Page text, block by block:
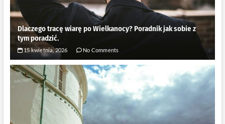
Dlaczego tracę wiarę po Wielkanocy? Poradnik jak sobie z
tym poradzić.
15 kwietnia, 2026 No Comments